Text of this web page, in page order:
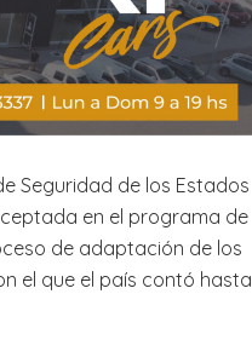
Seguridad de los Estados
en el programa de
de adaptación de los
el que el país contó hasta